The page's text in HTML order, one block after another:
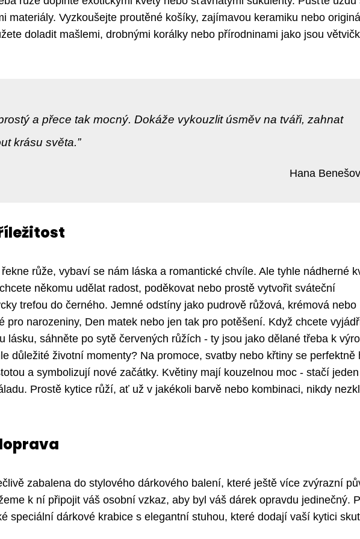
materiály. Vyzkoušejte proutěné košíky, zajímavou keramiku nebo
doladit mašlemi, drobnými korálky nebo přírodninami jako jsou
a přece tak mocný. Dokáže vykouzlit úsměv na tváři, zahnat
krásu světa.
Hana
růže, vybaví se nám láska a romantické chvíle. Ale tyhle nádherné
někomu udělat radost, poděkovat nebo prostě vytvořit sváteční
trefou do černého. Jemné odstíny jako pudrově růžová, krémová nebo
pro narozeniny, Den matek nebo jen tak pro potěšení. Když chcete
lásku, sáhněte po sytě červených růžích - ty jsou jako dělané třeba k
důležité životní momenty? Na promoce, svatby nebo křtiny se perfektně
a symbolizují nové začátky. Květiny mají kouzelnou moc - stačí jeden
Prostě kytice růží, ať už v jakékoli barvě nebo kombinaci, nikdy
zabalena do stylového dárkového balení, které ještě více zvýrazní
k ní připojit váš osobní vzkaz, aby byl váš dárek opravdu jedinečný.
speciální dárkové krabice s elegantní stuhou, které dodají vaší kytici